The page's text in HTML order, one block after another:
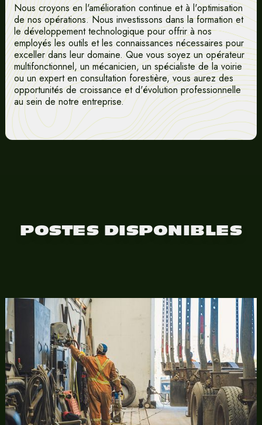
Nous croyons en l'amélioration continue et à l'optimisation
de nos opérations. Nous investissons dans la formation et
le développement technologique pour offrir à nos
employés les outils et les connaissances nécessaires pour
exceller dans leur domaine. Que vous soyez un opérateur
multifonctionnel, un mécanicien, un spécialiste de la voirie
ou un expert en consultation forestière, vous aurez des
opportunités de croissance et d'évolution professionnelle
au sein de notre entreprise.
POSTES DISPONIBLES